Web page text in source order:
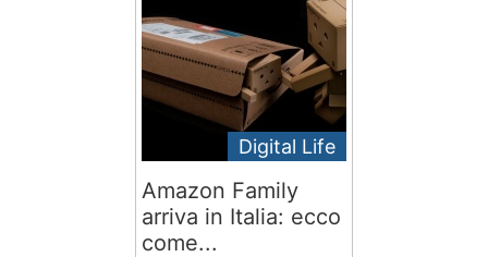
Digital Life
Amazon Family
arriva in Italia: ecco
come...